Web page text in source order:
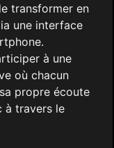
transformer en
une interface
à une
où chacun
propre écoute
à travers le